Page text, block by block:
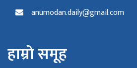
anumodan.daily@gmail.com
हाम्रो समूह